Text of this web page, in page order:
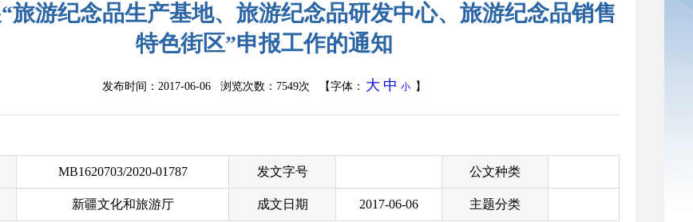
旅游纪念品生产基地、旅游纪念品研发中心、旅游纪念品销售
特色街区”申报工作的通知
发布时间：2017-06-06 浏览次数： 7549次 【字体： 大 中 小 】
MB1620703/2020-01787 发文字号 公文种类
新疆文化和旅游厅 成文日期 2017-06-06 主题分类